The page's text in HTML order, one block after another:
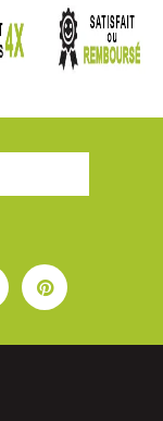
Pinterest